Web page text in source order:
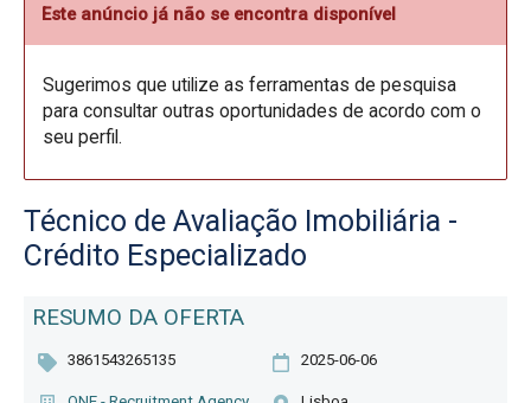
Este anúncio já não se encontra disponível
Sugerimos que utilize as ferramentas de pesquisa
para consultar outras oportunidades de acordo com o
seu perfil.
Técnico de Avaliação Imobiliária -
Crédito Especializado
RESUMO DA OFERTA
3861543265135 2025-06-06